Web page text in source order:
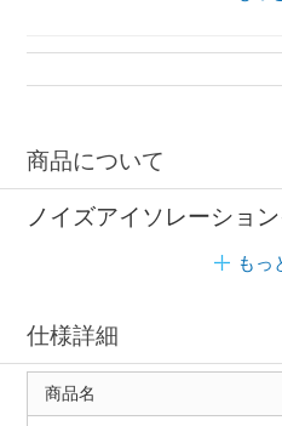
商品について
ノイズアイソレーショ
もっ
仕様詳細
商品名